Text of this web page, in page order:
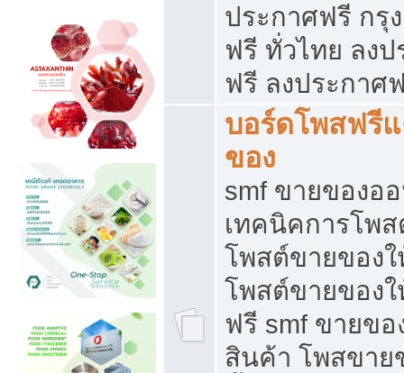
ประกาศฟรี กรุ
ฟรี ทั่วไทย ลง
ฟรี ลงประกาศ
บอร์ดโพสฟรี
ของ
smf ขายของอ
เทคนิคการโพ
โพสต์ขายของ
โพสต์ขายของ
ฟรี smf ขายข
สินค้า โพสขาย